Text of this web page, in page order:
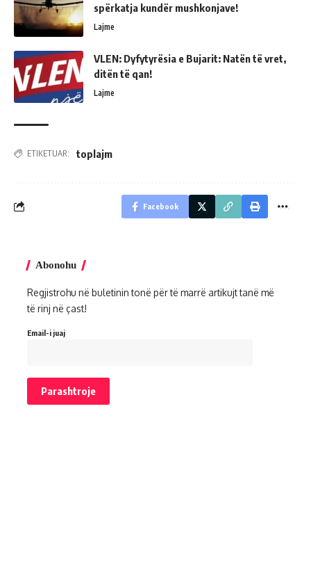
spërkatja kundër mushkonjave!
Lajme
VLEN: Dyfytyrësia e Bujarit: Natën të vret,
ditën të qan!
Lajme
ETIKETUAR: toplajm
Facebook
Abonohu
Regjistrohu në buletinin tonë për të marrë artikujt tanë më
të rinj në çast!
Email-i juaj